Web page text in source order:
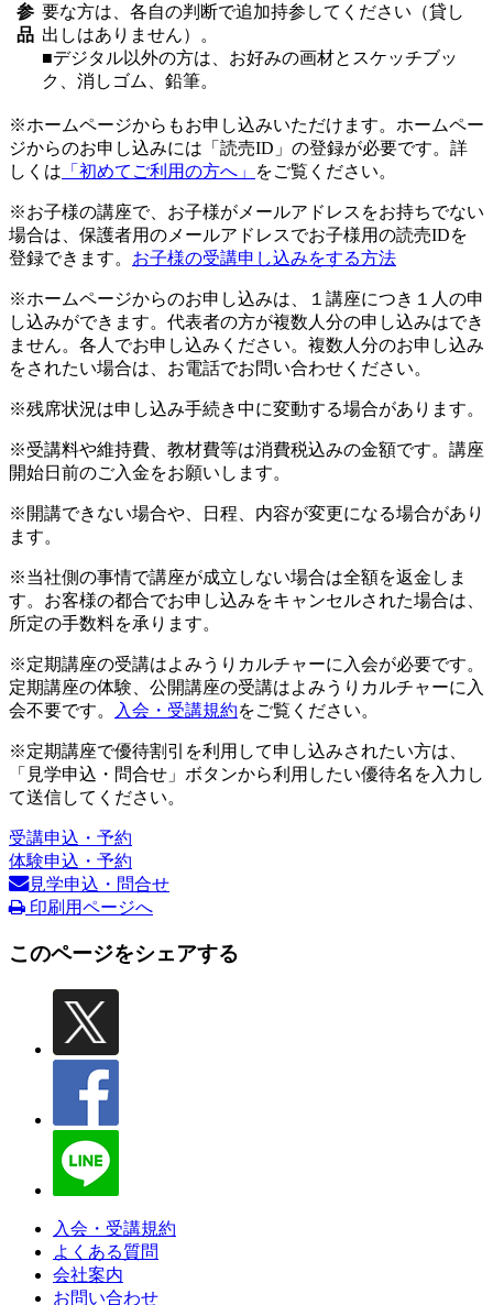
参
品
要な方は、各自の判断で追加持参してください（貸し
出しはありません）。
■デジタル以外の方は、お好みの画材とスケッチブッ
ク、消しゴム、鉛筆。
※ホームページからもお申し込みいただけます。ホームペー
ジからのお申し込みには「読売ID」の登録が必要です。詳
しくは 「初めてご利用の方へ」 をご覧ください。
※お子様の講座で、お子様がメールアドレスをお持ちでない
場合は、保護者用のメールアドレスでお子様用の読売IDを
登録できます。 お子様の受講申し込みをする方法
※ホームページからのお申し込みは、１講座につき１人の申
し込みができます。代表者の方が複数人分の申し込みはでき
ません。各人でお申し込みください。複数人分のお申し込み
をされたい場合は、お電話でお問い合わせください。
※残席状況は申し込み手続き中に変動する場合があります。
※受講料や維持費、教材費等は消費税込みの金額です。講座
開始日前のご入金をお願いします。
※開講できない場合や、日程、内容が変更になる場合があり
ます。
※当社側の事情で講座が成立しない場合は全額を返金しま
す。お客様の都合でお申し込みをキャンセルされた場合は、
所定の手数料を承ります。
※定期講座の受講はよみうりカルチャーに入会が必要です。
定期講座の体験、公開講座の受講はよみうりカルチャーに入
会不要です。
入会・受講規約をご覧ください。
※定期講座で優待割引を利用して申し込みされたい方は、
「見学申込・問合せ」ボタンから利用したい優待名を入力し
て送信してください。
受講申込・予約
体験申込・予約
見学申込・問合せ
印刷用ページへ
このページをシェアする
入会・受講規約
よくある質問
会社案内
お問い合わせ